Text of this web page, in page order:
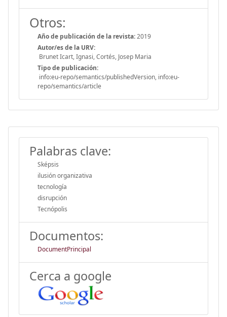
Otros:
Año de publicación de la revista:2019
Autor/es de la URV:
Brunet Icart, Ignasi, Cortés, Josep Maria
Tipo de publicación:
info:eu-repo/semantics/publishedVersion, info:eu-
repo/semantics/article
Palabras clave:
Sképsis
ilusión organizativa
tecnología
disrupción
Tecnópolis
Documentos:
DocumentPrincipal
Cerca a google